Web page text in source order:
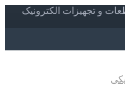
و تجهیزات الکترونیک